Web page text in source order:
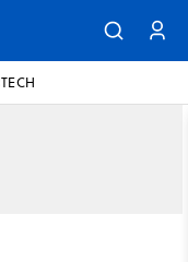
TECH